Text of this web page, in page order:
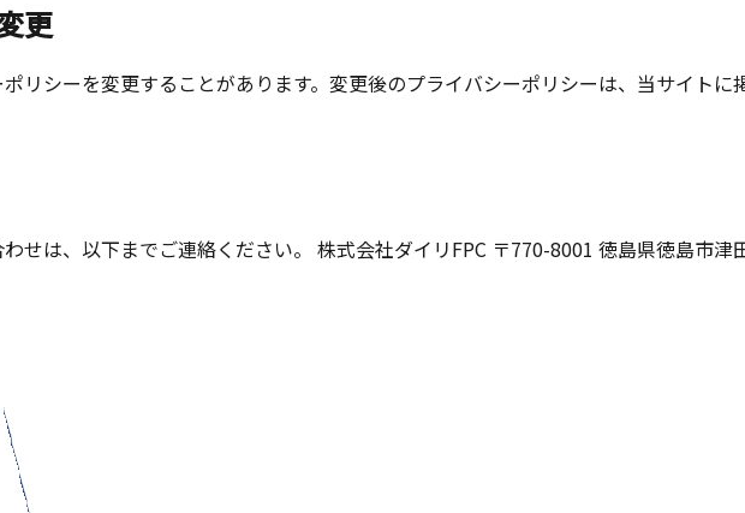
更
リシーを変更することがあります。変更後のプライバシーポリシーは、当サイト
せは、以下までご連絡ください。 株式会社ダイリFPC 〒770-8001 徳島県徳島市